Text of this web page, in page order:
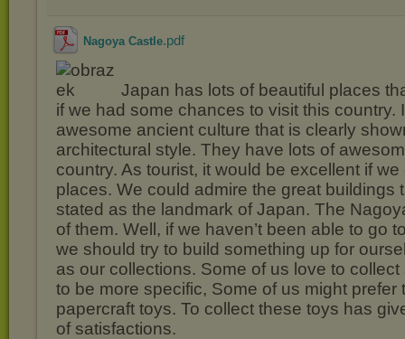
Nagoya Castle.pdf
Japan has lots of beautiful places
if we had some chances to visit this country.
awesome ancient culture that is clearly
architectural style. They have lots of
country. As tourist, it would be excellent if
places. We could admire the great buildings
stated as the landmark of Japan. The
of them. Well, if we haven’t been able to go
we should try to build something up for
as our collections. Some of us love to
to be more specific, Some of us might prefer
papercraft toys. To collect these toys has
of satisfactions.